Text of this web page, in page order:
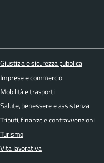
Giustizia e sicurezza pubblica
Imprese e commercio
Mobilità e trasporti
Salute, benessere e assistenza
Tributi, finanze e contravvenzioni
Turismo
Vita lavorativa